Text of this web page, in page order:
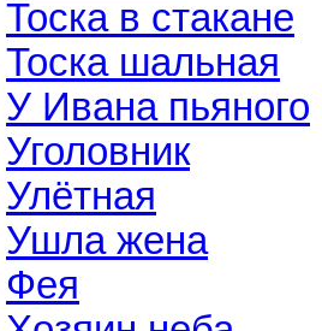
Тоска в стакане
Тоска шальная
У Ивана пьяного
Уголовник
Улётная
Ушла жена
Фея